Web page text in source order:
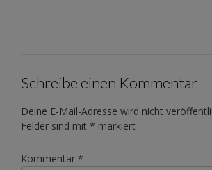
Schreibe einen Kommentar
Deine E-Mail-Adresse wird nicht
Felder sind mit * markiert
Kommentar *